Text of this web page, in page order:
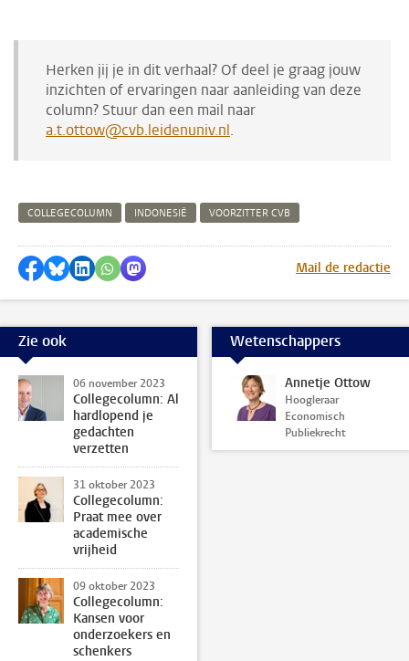
Herken jij je in dit verhaal? Of deel je graag jouw
inzichten of ervaringen naar aanleiding van deze
column? Stuur dan een mail naar
a.t.ottow@cvb.leidenuniv.nl.
COLLEGECOLUMN INDONESIË VOORZITTER CVB
Delen op Facebook
Delen via Bluesky
Delen op LinkedIn
Delen via WhatsApp
Delen via Mastodon Mail de redactie
Zie ook
06 november 2023
Collegecolumn: Al
hardlopend je
gedachten
verzetten
31 oktober 2023
Collegecolumn:
Praat mee over
academische
vrijheid
09 oktober 2023
Collegecolumn:
Kansen voor
onderzoekers en
schenkers
Wetenschappers
Annetje Ottow
Hoogleraar
Economisch
Publiekrecht